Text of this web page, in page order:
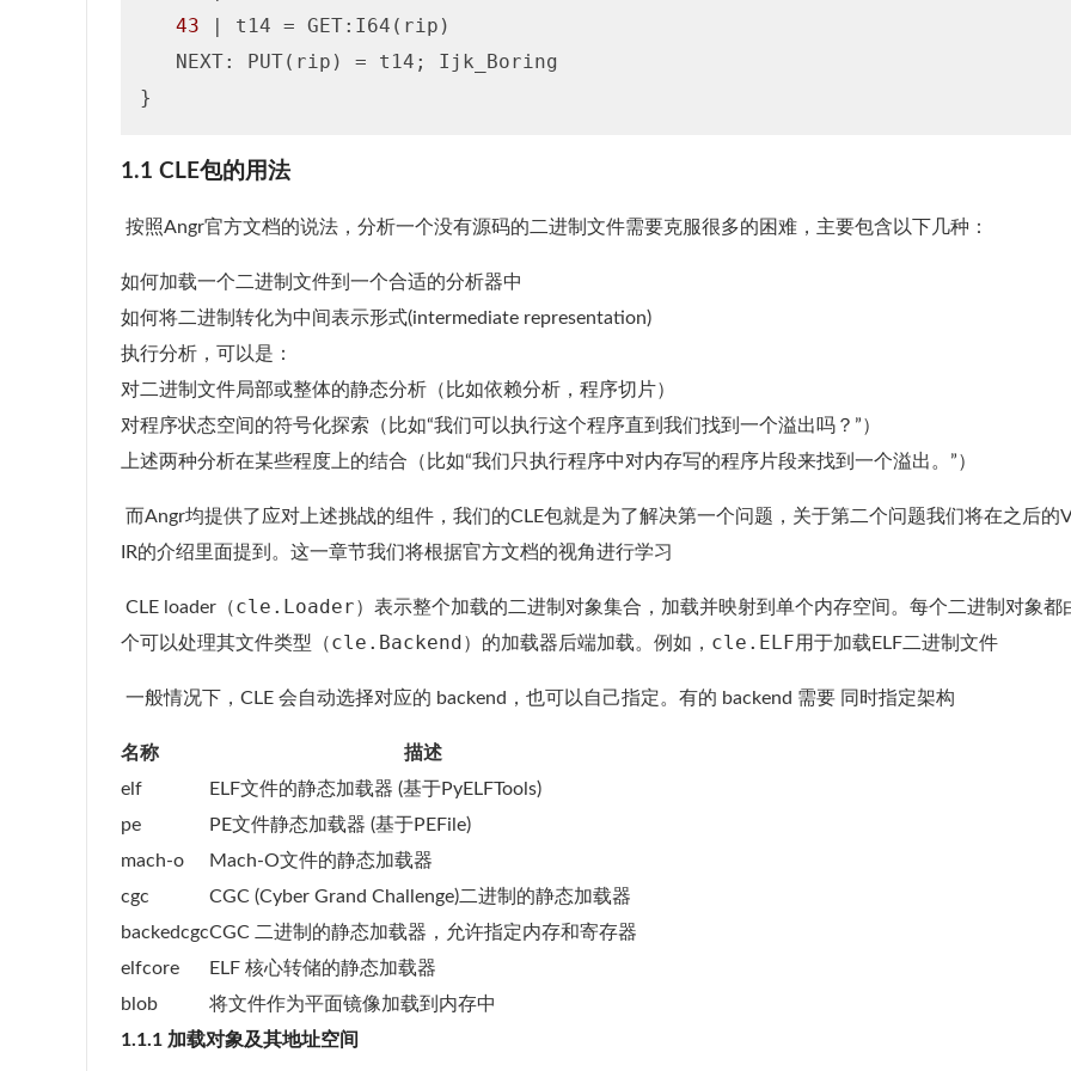
43 | t14 = GET:I64(rip)
   NEXT: PUT(rip) = t14; Ijk_Boring
1.1 CLE包的用法
​ 按照Angr官方文档的说法，分析一个没有源码的二进制文件需要克服很多的困难，主要包含以下几种：
如何加载一个二进制文件到一个合适的分析器中
如何将二进制转化为中间表示形式(intermediate representation)
执行分析，可以是：
对二进制文件局部或整体的静态分析（比如依赖分析，程序切片）
对程序状态空间的符号化探索（比如“我们可以执行这个程序直到我们找到一个溢出吗？”）
上述两种分析在某些程度上的结合（比如“我们只执行程序中对内存写的程序片段来找到一个溢出。”）
而Angr均提供了应对上述挑战的组件，我们的CLE包就是为了解决第一个问题，关于第二个问题我们将在之后的
IR的介绍里面提到。这一章节我们将根据官方文档的视角进行学习
​ CLE loader（cle.Loader）表示整个加载的二进制对象集合，加载并映射到单个内存空间。每个二进制对象都
个可以处理其文件类型（cle.Backend）的加载器后端加载。例如， cle.ELF用于加载ELF二进制文件
​ 一般情况下，CLE 会自动选择对应的 backend，也可以自己指定。有的 backend 需要 同时指定架构
名称
描述
elf
ELF文件的静态加载器 (基于PyELFTools)
pe
PE文件静态加载器 (基于PEFile)
mach-o
Mach-O文件的静态加载器
cgc
CGC (Cyber Grand Challenge)二进制的静态加载器
backedcgcCGC 二进制的静态加载器，允许指定内存和寄存器
elfcore
ELF 核心转储的静态加载器
blob
将文件作为平面镜像加载到内存中
1.1.1 加载对象及其地址空间